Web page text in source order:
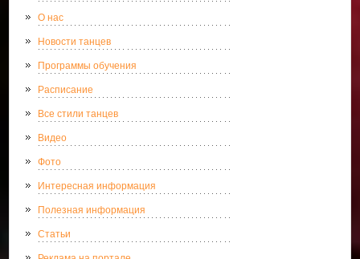
О нас
Новости танцев
Программы обучения
Расписание
Все стили танцев
Видео
Фото
Интересная информация
Полезная информация
Статьи